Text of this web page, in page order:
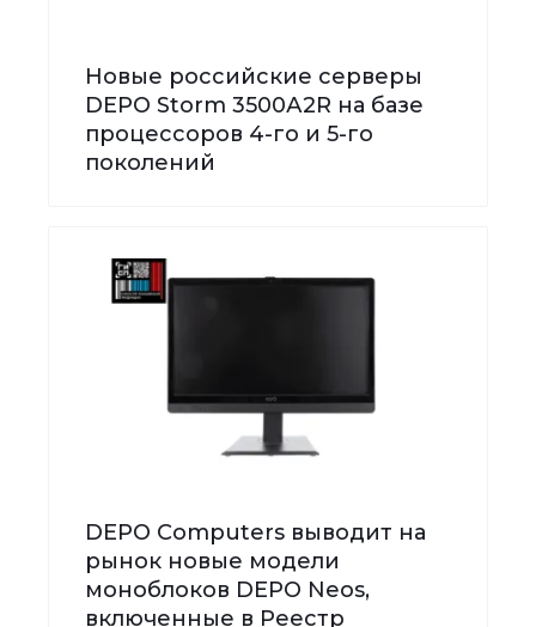
Новые российские серверы
DEPO Storm 3500А2R на базе
процессоров 4-го и 5-го
поколений
DEPO Computers выводит на
рынок новые модели
моноблоков DEPO Neos,
включенные в Реестр